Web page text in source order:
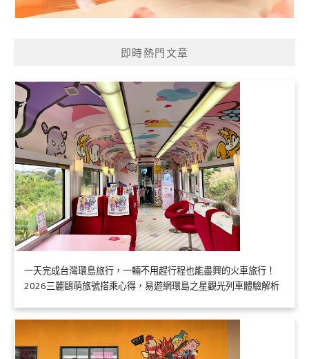
即時熱門文章
一天完成台灣環島旅行，一輛不用趕行程也能盡興的火車旅行！
2026三麗鷗萌旅號搭乘心得，易遊網環島之星觀光列車體驗解析